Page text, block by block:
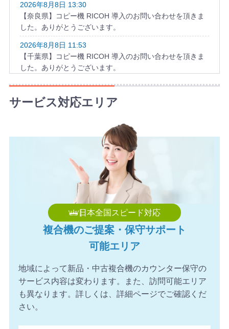
2026年8月8日 13:30
【奈良県】コピー機 RICOH 導入のお問い合わせを頂きま
した。ありがとうございます。
2026年8月8日 11:53
【千葉県】コピー機 RICOH 導入のお問い合わせを頂きま
した。ありがとうございます。
2026年8月8日 10:58
【福岡県】複合機 KYOCERA 導入のお問い合わせを頂きま
した。ありがとうございます。
【和歌山県】複合機 KONICA MINOLTA 導入のお問い合わ
せを頂きました。ありがとうございます。
サービス対応エリア
日本全国スピード対応
複合機のご提案・保守サポート
可能エリア
地域によって新品・中古複合機のカウンター保守の
サービス内容は変わります。また、訪問可能エリア
も異なります。詳しくは、詳細ページでご確認くだ
さい。